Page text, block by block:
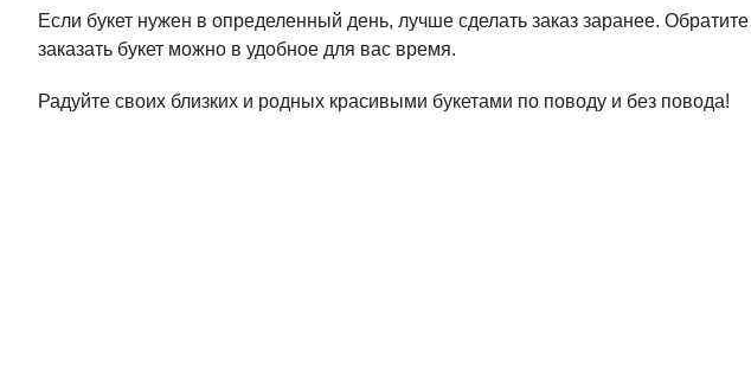
Если букет нужен в определенный день, лучше сделать заказ заранее.
заказать букет можно в удобное для вас время.
Радуйте своих близких и родных красивыми букетами по поводу и без повода!